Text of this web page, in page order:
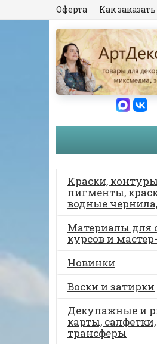
Оферта Как заказать
Краски,
пигменты,
водные
Материалы для
курсов и
Новинки
Воски и затирки
Декупажные и
карты, салфетки,
трансферы